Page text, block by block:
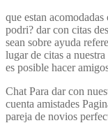
que estan
podri? dar con citas
sean sobre ayuda
lugar de citas a
es posible hacer
Chat Para dar con
cuenta amistades
pareja de novios